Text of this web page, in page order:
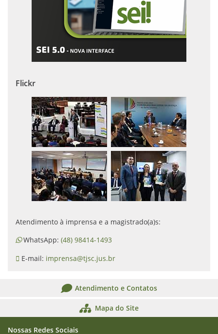
Flickr
Atendimento à imprensa e a magistrado(a)s:
WhatsApp: (48) 98414-1493
E-mail: imprensa@tjsc.jus.br
Atendimento e Contatos
Mapa do Site
Nossas Redes Sociais